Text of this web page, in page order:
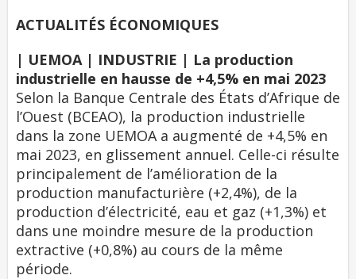
ACTUALITÉS ÉCONOMIQUES
| UEMOA | INDUSTRIE | La production
industrielle en hausse de +4,5% en mai 2023
Selon la Banque Centrale des États d’Afrique de
l’Ouest (BCEAO), la production industrielle
dans la zone UEMOA a augmenté de +4,5% en
mai 2023, en glissement annuel. Celle-ci résulte
principalement de l’amélioration de la
production manufacturière (+2,4%), de la
production d’électricité, eau et gaz (+1,3%) et
dans une moindre mesure de la production
extractive (+0,8%) au cours de la même
période.